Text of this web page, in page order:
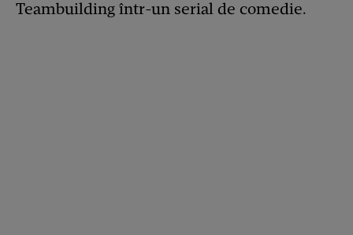
Teambuilding într-un serial de comedie.